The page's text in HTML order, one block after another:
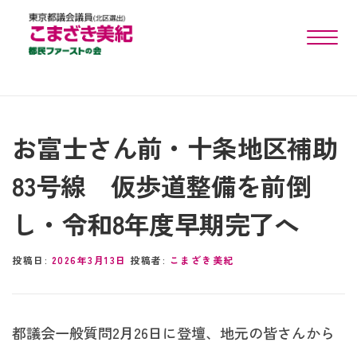
toggle
お富士さん前・十条地区補助
83号線 仮歩道整備を前倒
し・令和8年度早期完了へ
投稿日: 2026年3月13日 投稿者: こまざき美紀
都議会一般質問2月26日に登壇、地元の皆さんから